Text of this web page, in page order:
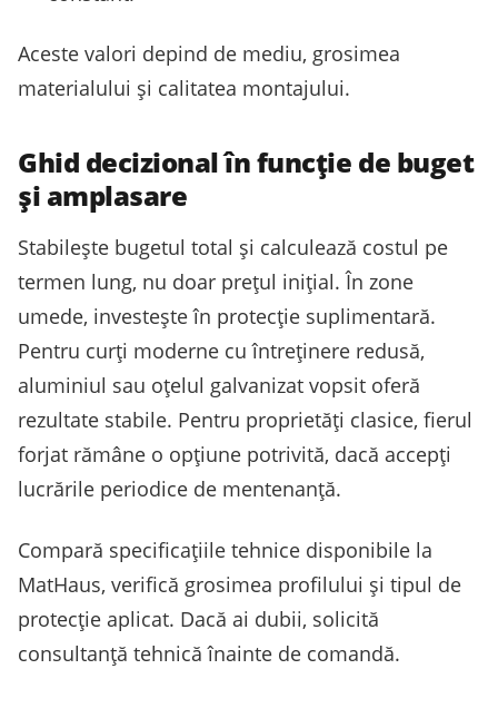
Aceste valori depind de mediu, grosimea
materialului și calitatea montajului.
Ghid decizional în funcție de buget
și amplasare
Stabilește bugetul total și calculează costul pe
termen lung, nu doar prețul inițial. În zone
umede, investește în protecție suplimentară.
Pentru curți moderne cu întreținere redusă,
aluminiul sau oțelul galvanizat vopsit oferă
rezultate stabile. Pentru proprietăți clasice, fierul
forjat rămâne o opțiune potrivită, dacă accepți
lucrările periodice de mentenanță.
Compară specificațiile tehnice disponibile la
MatHaus, verifică grosimea profilului și tipul de
protecție aplicat. Dacă ai dubii, solicită
consultanță tehnică înainte de comandă.